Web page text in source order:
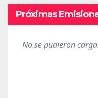
Próximas